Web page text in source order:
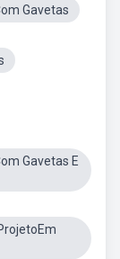
Gavetas
Gavetas E